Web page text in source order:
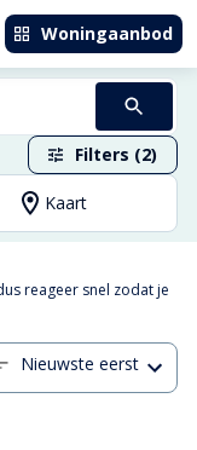
Woningaanbod
Filters (2)
Kaart
reageer snel zodat je
Nieuwste eerst